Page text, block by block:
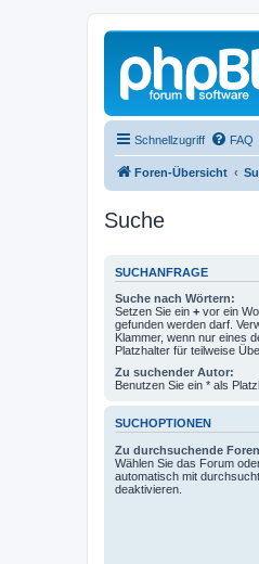
Schnellzugriff FAQ
Foren-Übersicht
Suche
SUCHANFRAGE
Suche nach Wörtern:
Setzen Sie ein + vor ein
gefunden werden darf.
Klammer, wenn nur eines
Platzhalter für teilweise
Zu suchender Autor:
Benutzen Sie ein * als
SUCHOPTIONEN
Zu durchsuchende
Wählen Sie das Forum
automatisch mit
deaktivieren.